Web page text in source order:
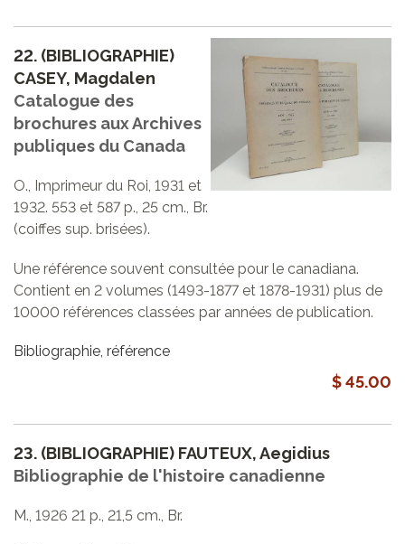
22. (BIBLIOGRAPHIE)
CASEY, Magdalen
Catalogue des
brochures aux Archives
publiques du Canada
O., Imprimeur du Roi, 1931 et
1932. 553 et 587 p., 25 cm., Br.
(coiffes sup. brisées).
Une référence souvent consultée pour le canadiana.
Contient en 2 volumes (1493-1877 et 1878-1931) plus de
10000 références classées par années de publication.
Bibliographie, référence
$ 45.00
23. (BIBLIOGRAPHIE) FAUTEUX, Aegidius
Bibliographie de l'histoire canadienne
M., 1926 21 p., 21,5 cm., Br.